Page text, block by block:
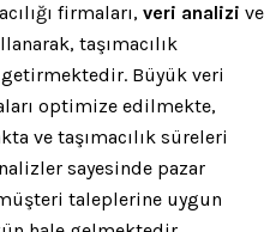
firmaları, veri analizi ve
taşımacılık
Büyük veri
optimize edilmekte,
ve taşımacılık süreleri
sayesinde pazar
taleplerine uygun